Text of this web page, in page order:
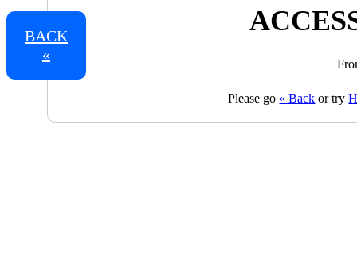
BACK
«
Please go « Back or try